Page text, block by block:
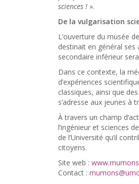
sciences ! ».
De la vulgarisation
L’ouverture du musée
destinait en général
secondaire inférieur
Dans ce contexte, la
d’expériences
classiques, ainsi que
s’adresse aux jeunes à
À travers un champ
l’ingénieur et sciences
de l’Université qu’il
citoyens.
Site web :
Contact :